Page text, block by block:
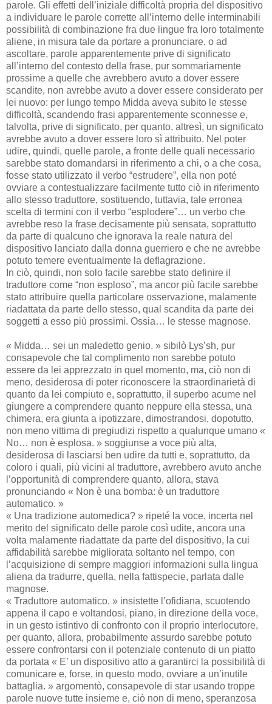
parole. Gli effetti dell’iniziale difficoltà propria del dispositivo
a individuare le parole corrette all’interno delle interminabili
possibilità di combinazione fra due lingue fra loro totalmente
aliene, in misura tale da portare a pronunciare, o ad
ascoltare, parole apparentemente prive di significato
all’interno del contesto della frase, pur sommariamente
prossime a quelle che avrebbero avuto a dover essere
scandite, non avrebbe avuto a dover essere considerato per
lei nuovo: per lungo tempo Midda aveva subito le stesse
difficoltà, scandendo frasi apparentemente sconnesse e,
talvolta, prive di significato, per quanto, altresì, un significato
avrebbe avuto a dover essere loro sì attribuito. Nel poter
udire, quindi, quelle parole, a fronte delle quali necessario
sarebbe stato domandarsi in riferimento a chi, o a che cosa,
fosse stato utilizzato il verbo “estrudere”, ella non poté
ovviare a contestualizzare facilmente tutto ciò in riferimento
allo stesso traduttore, sostituendo, tuttavia, tale erronea
scelta di termini con il verbo “esplodere”… un verbo che
avrebbe reso la frase decisamente più sensata, soprattutto
da parte di qualcuno che ignorava la reale natura del
dispositivo lanciato dalla donna guerriero e che ne avrebbe
potuto temere eventualmente la deflagrazione.
In ciò, quindi, non solo facile sarebbe stato definire il
traduttore come “non esploso”, ma ancor più facile sarebbe
stato attribuire quella particolare osservazione, malamente
riadattata da parte dello stesso, qual scandita da parte dei
soggetti a esso più prossimi. Ossia… le stesse magnose.
« Midda… sei un maledetto genio. » sibilò Lys’sh, pur
consapevole che tal complimento non sarebbe potuto
essere da lei apprezzato in quel momento, ma, ciò non di
meno, desiderosa di poter riconoscere la straordinarietà di
quanto da lei compiuto e, soprattutto, il superbo acume nel
giungere a comprendere quanto neppure ella stessa, una
chimera, era giunta a ipotizzare, dimostrandosi, dopotutto,
non meno vittima di pregiudizi rispetto a qualunque umano «
No… non è esplosa. » soggiunse a voce più alta,
desiderosa di lasciarsi ben udire da tutti e, soprattutto, da
coloro i quali, più vicini al traduttore, avrebbero avuto anche
l’opportunità di comprendere quanto, allora, stava
pronunciando « Non è una bomba: è un traduttore
automatico. »
« Una tradizione automedica? » ripeté la voce, incerta nel
merito del significato delle parole così udite, ancora una
volta malamente riadattate da parte del dispositivo, la cui
affidabilità sarebbe migliorata soltanto nel tempo, con
l’acquisizione di sempre maggiori informazioni sulla lingua
aliena da tradurre, quella, nella fattispecie, parlata dalle
magnose.
« Traduttore automatico. » insistette l’ofidiana, scuotendo
appena il capo e voltandosi, piano, in direzione della voce,
in un gesto istintivo di confronto con il proprio interlocutore,
per quanto, allora, probabilmente assurdo sarebbe potuto
essere confrontarsi con il potenziale contenuto di un piatto
da portata « E’ un dispositivo atto a garantirci la possibilità di
comunicare e, forse, in questo modo, ovviare a un’inutile
battaglia. » argomentò, consapevole di star usando troppe
parole nuove tutte insieme e, ciò non di meno, speranzosa